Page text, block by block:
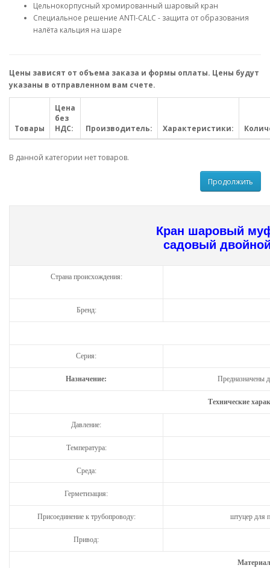
Цельнокорпусный хромированный шаровый кран
Специальное решение ANTI-CALС - защита от образования
налёта кальция на шаре
Цены зависят от объема заказа и формы оплаты. Цены будут
указаны в отправленном вам счете.
Товары
Цена
без
НДС:
Производитель: Характеристики:
В данной категории нет товаров.
Продолжить
Кран шаровый
садовый
Страна происхождения:
Бренд:
Серия:
Назначение: Предназначены
Технические
Давление:
Температура:
Среда:
Герметизация:
Присоединение к трубопроводу: штуцер для
Привод: